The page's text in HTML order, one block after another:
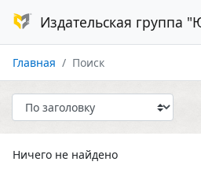
Издательская группа
Главная Поиск
Ничего не найдено